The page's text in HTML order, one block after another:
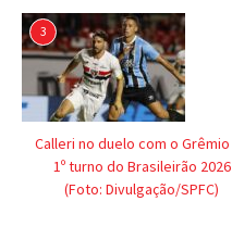
3
Calleri no duelo com o Grêmio
1º turno do Brasileirão 2026
(Foto: Divulgação/SPFC)